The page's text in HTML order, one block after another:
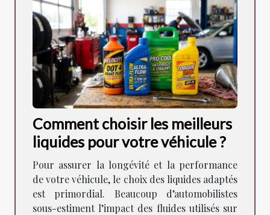
Comment choisir les meilleurs
liquides pour votre véhicule ?
Pour assurer la longévité et la performance
de votre véhicule, le choix des liquides adaptés
est primordial. Beaucoup d’automobilistes
sous-estiment l’impact des fluides utilisés sur